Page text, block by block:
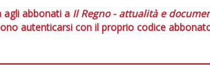
agli abbonati a Il Regno - attualità e
autenticarsi con il proprio codice